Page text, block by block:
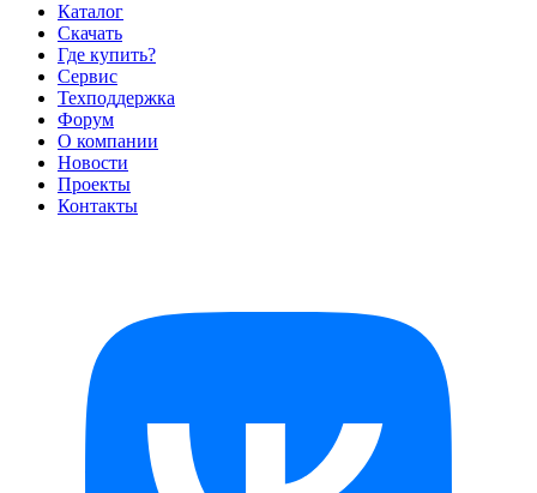
Каталог
Скачать
Где купить?
Сервис
Техподдержка
Форум
О компании
Новости
Проекты
Контакты